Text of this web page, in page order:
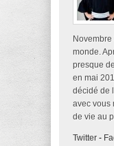
monde.
presque
en mai
décidé de
avec vous
de vie au
Twitter -